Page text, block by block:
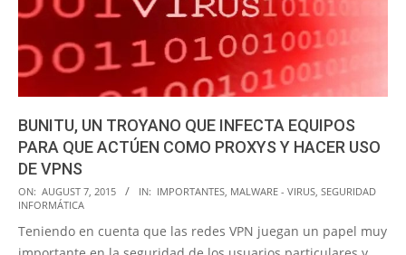
BUNITU, UN TROYANO QUE INFECTA EQUIPOS
PARA QUE ACTÚEN COMO PROXYS Y HACER USO
DE VPNS
2015-
08-
07
ON: AUGUST 7, 2015 IN: IMPORTANTES, MALWARE - VIRUS, SEGURIDAD
INFORMÁTICA
Teniendo en cuenta que las redes VPN juegan un papel muy